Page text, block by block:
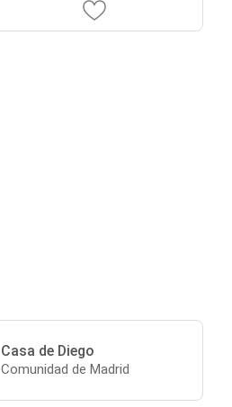
Casa de Diego
Comunidad de Madrid